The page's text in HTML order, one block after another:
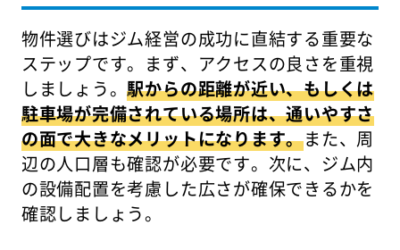
物件選びはジム経営の成功に直結する重要な
ステップです。まず、アクセスの良さを重視
しましょう。駅からの距離が近い、もしくは
駐車場が完備されている場所は、通いやすさ
の面で大きなメリットになります。また、周
辺の人口層も確認が必要です。次に、ジム内
の設備配置を考慮した広さが確保できるかを
確認しましょう。